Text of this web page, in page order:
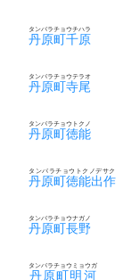
丹原町千原
タンバラチョウチハラ
丹原町寺尾
タンバラチョウテラオ
丹原町徳能
タンバラチョウトクノ
丹原町徳能出作
タンバラチョウトクノデサク
丹原町長野
タンバラチョウナガノ
丹原町明河
タンバラチョウミョウガ